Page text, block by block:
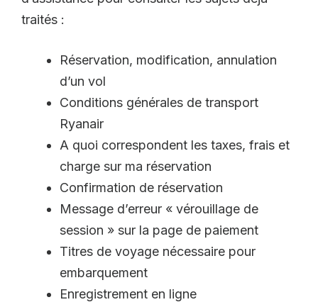
traités :
Réservation, modification, annulation
d’un vol
Conditions générales de transport
Ryanair
A quoi correspondent les taxes, frais et
charge sur ma réservation
Confirmation de réservation
Message d’erreur « vérouillage de
session » sur la page de paiement
Titres de voyage nécessaire pour
embarquement
Enregistrement en ligne